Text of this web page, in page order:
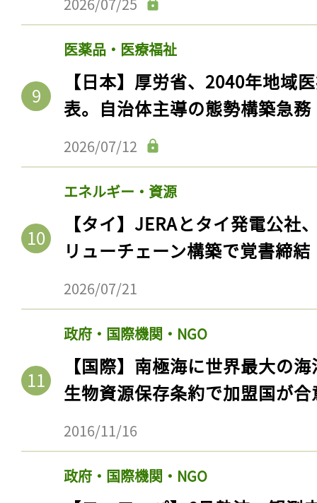
2026/07/25
医薬品・医療福祉
【日本】厚労省、2040年地域
表。自治体主導の態勢構築急務
2026/07/12
エネルギー・資源
【タイ】JERAとタイ発電公社
リューチェーン構築で覚書締結
2026/07/21
政府・国際機関・NGO
【国際】南極海に世界最大の
生物資源保存条約で加盟国が合
2016/11/16
政府・国際機関・NGO